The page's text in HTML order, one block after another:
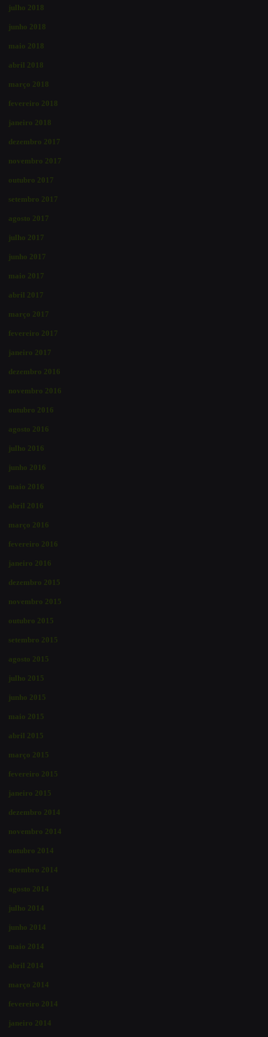
julho 2018
junho 2018
maio 2018
abril 2018
março 2018
fevereiro 2018
janeiro 2018
dezembro 2017
novembro 2017
outubro 2017
setembro 2017
agosto 2017
julho 2017
junho 2017
maio 2017
abril 2017
março 2017
fevereiro 2017
janeiro 2017
dezembro 2016
novembro 2016
outubro 2016
agosto 2016
julho 2016
junho 2016
maio 2016
abril 2016
março 2016
fevereiro 2016
janeiro 2016
dezembro 2015
novembro 2015
outubro 2015
setembro 2015
agosto 2015
julho 2015
junho 2015
maio 2015
abril 2015
março 2015
fevereiro 2015
janeiro 2015
dezembro 2014
novembro 2014
outubro 2014
setembro 2014
agosto 2014
julho 2014
junho 2014
maio 2014
abril 2014
março 2014
fevereiro 2014
janeiro 2014